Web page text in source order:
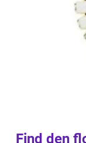
Find den